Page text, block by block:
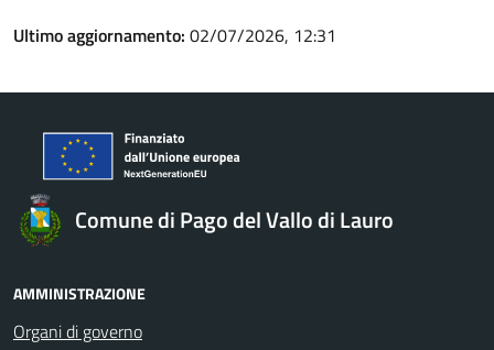
Ultimo aggiornamento: 02/07/2026, 12:31
Comune di Pago del Vallo di Lauro
AMMINISTRAZIONE
Organi di governo